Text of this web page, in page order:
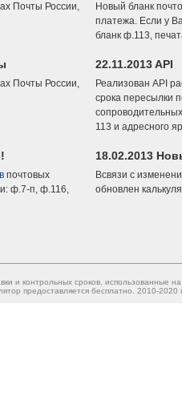
Почты России,
Новый бланк
платежа. Если у
бланк ф.113,
Почты России,
22.11.2013 API
Реализован API
срока пересылки
113 и адресного
почтовых
ф.7-п, ф.116,
18.02.2013
Всвязи с
обновлен
и контрольных сроков, использованные
предоставляется бесплатно. 2010-2020